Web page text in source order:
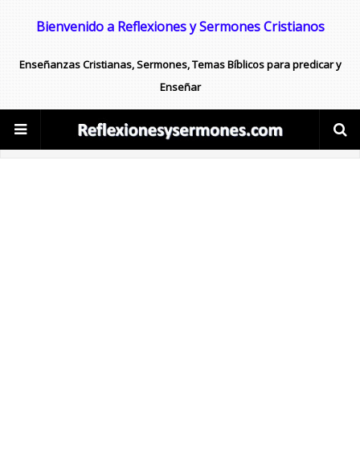
Bienvenido a Reflexiones y Sermones Cristianos
Enseñanzas Cristianas, Sermones, Temas Bíblicos para predicar y
Enseñar